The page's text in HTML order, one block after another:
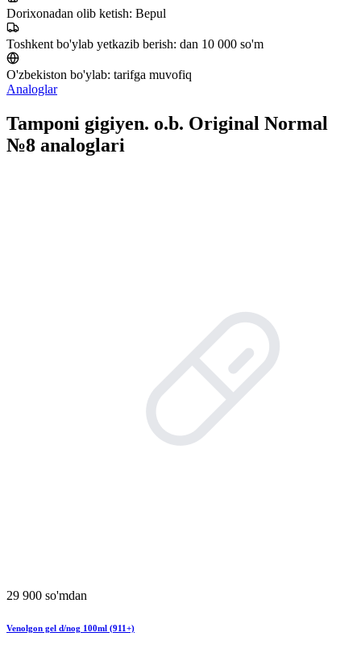
Dorixonadan olib ketish: Bepul
Toshkent bo'ylab yetkazib berish: dan 10 000 so'm
O'zbekiston bo'ylab: tarifga muvofiq
Analoglar
Tamponi gigiyen. o.b. Original Normal
№8 analoglari
29 900 so'mdan
Venolgon gel d/nog 100ml (911+)